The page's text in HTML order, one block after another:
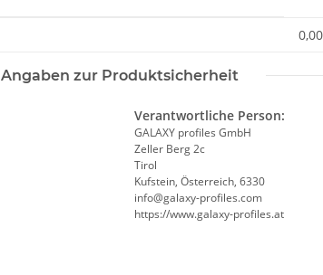
0,00
Angaben zur Produktsicherheit
Verantwortliche Person:
GALAXY profiles GmbH
Zeller Berg 2c
Tirol
Kufstein, Österreich, 6330
info@galaxy-profiles.com
https://www.galaxy-profiles.at